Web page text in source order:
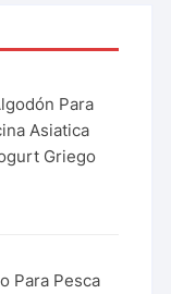
Para
Asiatica
Griego
Para Pesca